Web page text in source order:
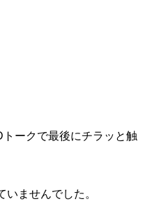
ークで最後にチラッと触
ませんでした。